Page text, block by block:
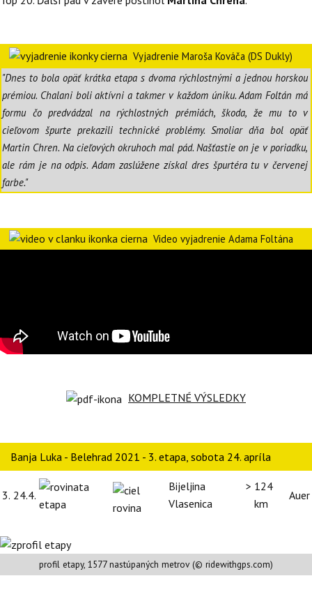
Vyjadrenie Maroša Kováča (DS Dukly)
"Dnes to bola opäť krátka etapa s dvoma rýchlostnými a jednou horskou
prémiou. Chalani boli aktívni a takmer v každom úniku. Adam Foltán má
formu čo predvádzal na rýchlostných prémiách, škoda, že mu to v
cieľovom špurte prekazili technické problémy. Smoliar dňa bol opäť
Martin Chren. Na cieľových okruhoch mal pád. Našťastie on je v poriadku,
ale rám je na odpis. Adam zaslúžene získal dres špurtéra tu v červenej
farbe."
Video vyjadrenie Adama Foltána
KOMPLETNÉ VÝSLEDKY
Banja Luka - Belehrad 2021 - 3. etapa, sobota 24. apríla
3. 24.4.
Bijeljina >
Vlasenica
124
km
Auer
profil etapy, 1577 nastúpaných metrov (© ridewithgps.com)